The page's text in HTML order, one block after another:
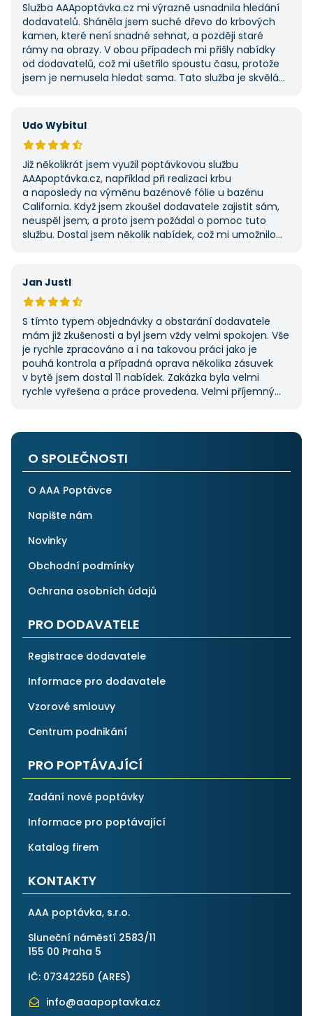
Služba AAApoptávka.cz mi výrazně usnadnila hledání
dodavatelů. Sháněla jsem suché dřevo do krbových
kamen, které není snadné sehnat, a později staré
rámy na obrazy. V obou případech mi přišly nabídky
od dodavatelů, což mi ušetřilo spoustu času, protože
jsem je nemusela hledat sama. Tato služba je skvělá
Udo Wybitul
Již několikrát jsem využil poptávkovou službu
AAApoptávka.cz, například při realizaci krbu
a naposledy na výměnu bazénové fólie u bazénu
California. Když jsem zkoušel dodavatele zajistit sám,
neuspěl jsem, a proto jsem požádal o pomoc tuto
službu. Dostal jsem několik nabídek, což mi umožnilo
i ostatním.
Jan Justl
S tímto typem objednávky a obstarání dodavatele
mám již zkušenosti a byl jsem vždy velmi spokojen. Vše
je rychle zpracováno a i na takovou práci jako je
pouhá kontrola a případná oprava několika zásuvek
v bytě jsem dostal 11 nabídek. Zakázka byla velmi
rychle vyřešena a práce provedena. Velmi příjemný
po všech stránkách plně spolehnout.
O SPOLEČNOSTI
O AAA Poptávce
Napište nám
Novinky
Obchodní podmínky
Ochrana osobních údajů
PRO DODAVATELE
Registrace dodavatele
Informace pro dodavatele
Vzorové smlouvy
Centrum podnikání
PRO POPTÁVAJÍCÍ
Zadání nové poptávky
Informace pro poptávající
Katalog firem
KONTAKTY
AAA poptávka, s.r.o.
Sluneční náměstí 2583/11
155 00 Praha 5
IČ: 07342250 (ARES)
info@aaapoptavka.cz